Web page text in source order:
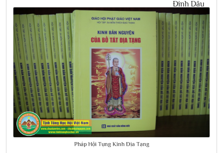
Pháp Hội Tụng Kinh Địa Tạng